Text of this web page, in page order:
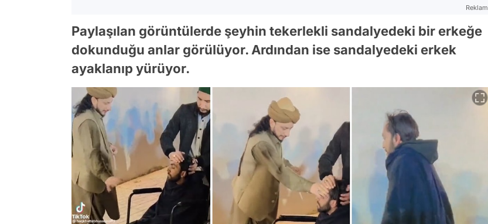
Reklam
Paylaşılan görüntülerde şeyhin tekerlekli sandalyedeki bir erkeğe
dokunduğu anlar görülüyor. Ardından ise sandalyedeki erkek
ayaklanıp yürüyor.